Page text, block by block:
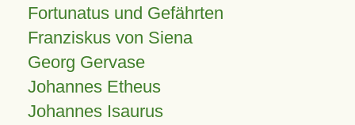
Fortunatus und Gefährten
Franziskus von Siena
Georg Gervase
Johannes Etheus
Johannes Isaurus